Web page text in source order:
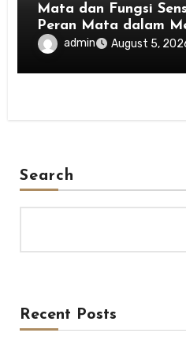
Mata dan Fungsi
Peran Mata dalam
Keseimbangan Tubuh
admin August 5,
Search
Recent Posts